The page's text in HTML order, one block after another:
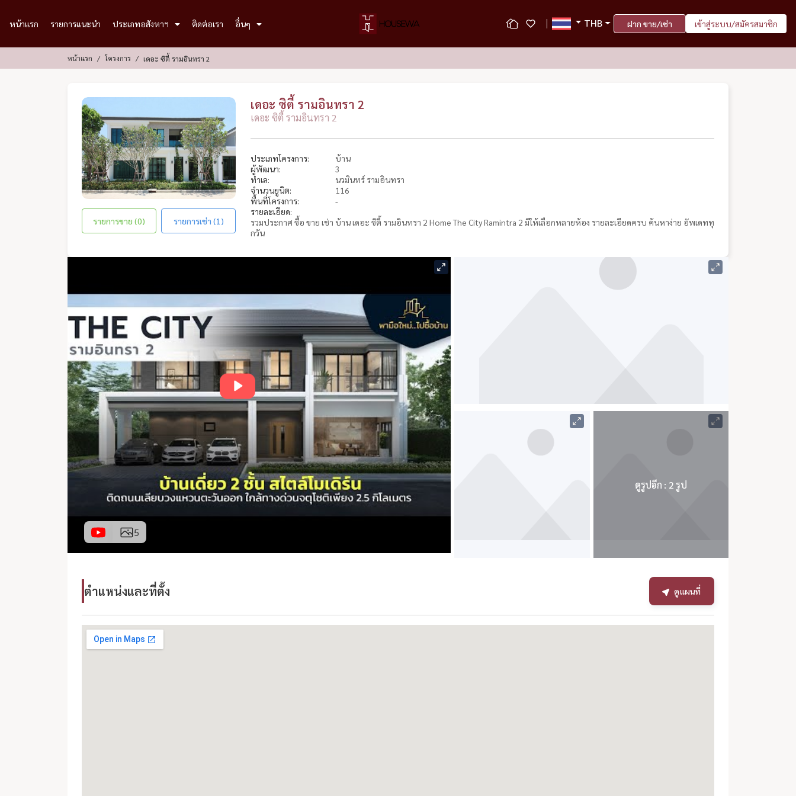
หน้าแรก รายการแนะนำ ประเภทอสังหาฯ ติดต่อเรา อื่นๆ THB ฝาก ขาย/เช่า เข้าสู่ระบบ/สมัครสมาชิก
หน้าแรก โครงการ เดอะ ซิตี้ รามอินทรา 2
รายการขาย (0) รายการเช่า (1)
เดอะ ซิตี้ รามอินทรา 2
เดอะ ซิตี้ รามอินทรา 2
ประเภทโครงการ:
บ้าน
ผู้พัฒนา:
3
ทำเล:
นวมินทร์ รามอินทรา
จำนวนยูนิต:
116
พื้นที่โครงการ:
-
รายละเอียด:
รวมประกาศ ซื้อ ขาย เช่า บ้าน เดอะ ซิตี้ รามอินทรา 2 Home The City Ramintra 2 มีให้เลือกหลายห้อง รายละเอียดครบ ค้นหาง่าย อัพเดททุ
กวัน
5
ดูรูปอีก : 2 รูป
ตำแหน่งและที่ตั้ง ดูแผนที่